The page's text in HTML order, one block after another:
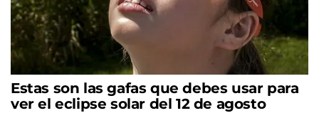
Estas son las gafas que debes usar para
ver el eclipse solar del 12 de agosto